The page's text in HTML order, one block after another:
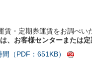
・定期券運賃をお調べい
お客様センターまたは定
（PDF：651KB）